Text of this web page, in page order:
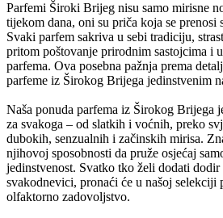
Parfemi Široki Brijeg nisu samo mirisne
tijekom dana, oni su priča koja se prenosi
Svaki parfem sakriva u sebi tradiciju,
pritom poštovanje prirodnim sastojcima i
parfema. Ova posebna pažnja prema
parfeme iz Širokog Brijega jedinstvenim
Naša ponuda parfema iz Širokog Brijega
za svakoga – od slatkih i voćnih, preko
dubokih, senzualnih i začinskih mirisa.
njihovoj sposobnosti da pruže osjećaj
jedinstvenost. Svatko tko želi dodati
svakodnevici, pronaći će u našoj selekciji
olfaktorno zadovoljstvo.